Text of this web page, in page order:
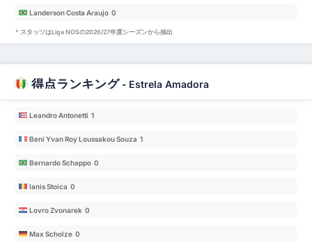
Landerson Costa Araujo 0
* スタッツはLiga NOSの2026/27年度シーズンから抽出
得点ランキング - Estrela Amadora
Leandro Antonetti 1
Beni Yvan Roy Loussakou Souza 1
Bernardo Schappo 0
Ianis Stoica 0
Lovro Zvonarek 0
Max Scholze 0